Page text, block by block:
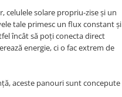
solare propriu-zise și un
tale primesc un flux constant și
încât să poți conecta direct
energie, ci o fac extrem de
aceste panouri sunt concepute